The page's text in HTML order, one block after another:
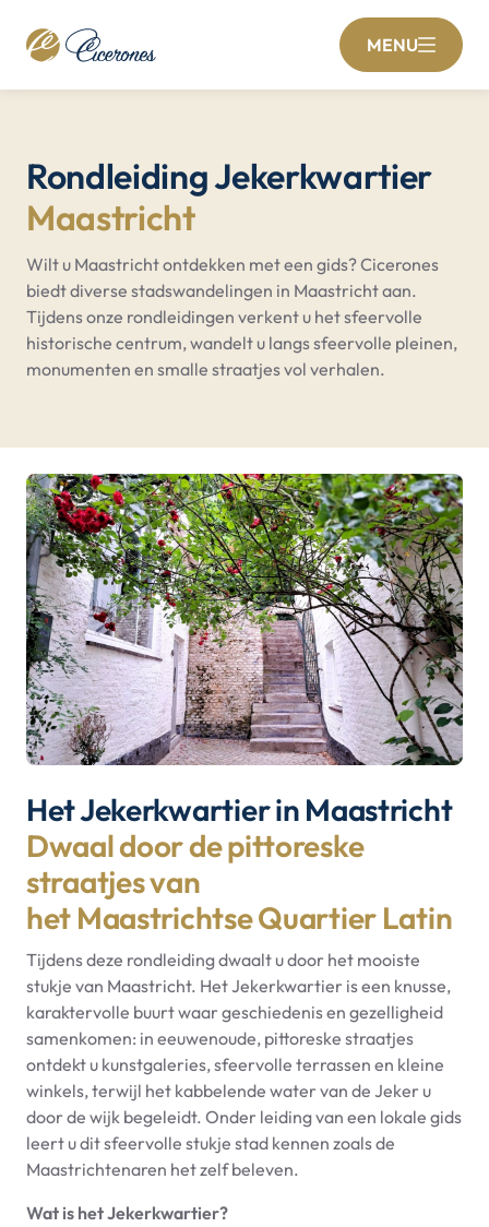
MENU
Rondleiding Jekerkwartier
Maastricht
Wilt u Maastricht ontdekken met een gids? Cicerones
biedt diverse stadswandelingen in Maastricht aan.
Tijdens onze rondleidingen verkent u het sfeervolle
historische centrum, wandelt u langs sfeervolle pleinen,
monumenten en smalle straatjes vol verhalen.
Het Jekerkwartier in Maastricht
Dwaal door de pittoreske
straatjes van
het Maastrichtse Quartier Latin
Tijdens deze rondleiding dwaalt u door het mooiste
stukje van Maastricht. Het Jekerkwartier is een knusse,
karaktervolle buurt waar geschiedenis en gezelligheid
samenkomen: in eeuwenoude, pittoreske straatjes
ontdekt u kunstgaleries, sfeervolle terrassen en kleine
winkels, terwijl het kabbelende water van de Jeker u
door de wijk begeleidt. Onder leiding van een lokale gids
leert u dit sfeervolle stukje stad kennen zoals de
Maastrichtenaren het zelf beleven.
Wat is het Jekerkwartier?